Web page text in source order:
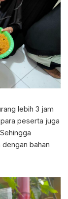
lebih 3 jam
peserta juga
bahan